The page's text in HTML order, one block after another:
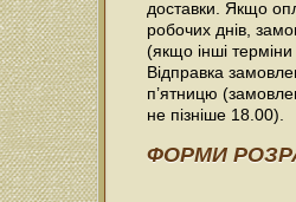
доставки. Якщо
робочих днів,
(якщо інші
Відправка
п’ятницю
не пізніше 18.00).
ФОРМИ